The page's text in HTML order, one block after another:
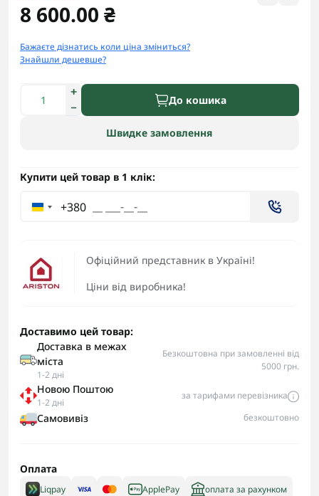
Офіційний представник в Україні!
Ціни від виробника!
8 600.00 ₴
Бажаєте дізнатись коли ціна зміниться?
Знайшли дешевше?
До кошика
Швидке замовлення
Купити цей товар в 1 клік:
+380
Доставимо цей товар:
Доставка в межах
міста
1-2 дні
Безкоштовна при замовленні від
5000 грн.
Новою Поштою
1-2 дні
за тарифами перевізника
Самовивіз безкоштовно
Оплата
Liqpay ApplePay оплата за рахунком